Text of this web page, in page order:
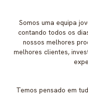
Somos uma equipa
contando todos os
nossos melhores
melhores clientes,
Temos pensado em